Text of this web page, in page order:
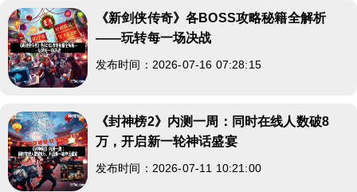
《新剑侠传奇》各BOSS攻略秘籍全解析
——玩转每一场决战
发布时间：2026-07-16 07:28:15
《封神榜2》内测一周：同时在线人数破8
万，开启新一轮神话盛宴
发布时间：2026-07-11 10:21:00